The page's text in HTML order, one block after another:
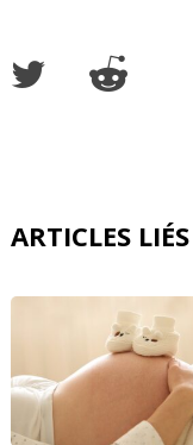
ARTICLES LIÉS